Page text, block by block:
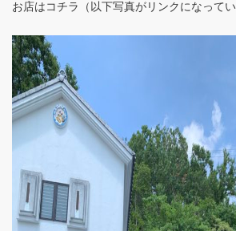
お店はコチラ（以下写真がリンクになってい